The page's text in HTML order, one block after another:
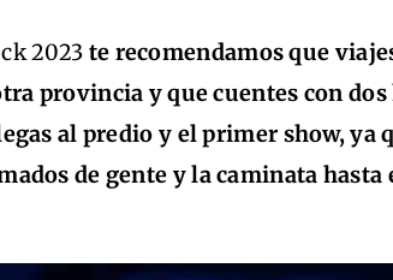
2023 te recomendamos que
provincia y que cuentes con dos
al predio y el primer show, ya
de gente y la caminata